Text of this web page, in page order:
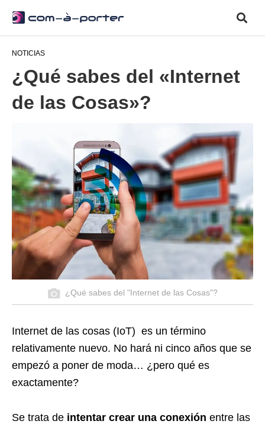
NOTICIAS
¿Qué sabes del «Internet
de las Cosas»?
¿Qué sabes del "Internet de las Cosas"?
Internet de las cosas (IoT) es un término
relativamente nuevo. No hará ni cinco años que se
empezó a poner de moda… ¿pero qué es
exactamente?
Se trata de intentar crear una conexión entre las